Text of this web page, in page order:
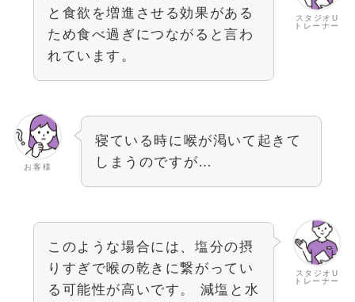
スタジオU
トレーナー
と食欲を増進させる効果がある
ため食べ過ぎにつながると言わ
れています。
お客様
寝ている時に喉が渇いて起きて
しまうのですが…
スタジオU
トレーナー
このような場合には、塩分の摂
りすぎで喉の乾きに繋がってい
る可能性が高いです。 減塩と水